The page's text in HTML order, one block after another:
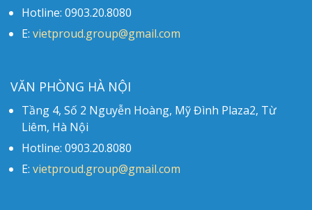
Hotline: 0903.20.8080
E: vietproud.group@gmail.com
VĂN PHÒNG HÀ NỘI
Tầng 4, Số 2 Nguyễn Hoàng, Mỹ Đình Plaza2, Từ
Liêm, Hà Nội
Hotline: 0903.20.8080
E: vietproud.group@gmail.com